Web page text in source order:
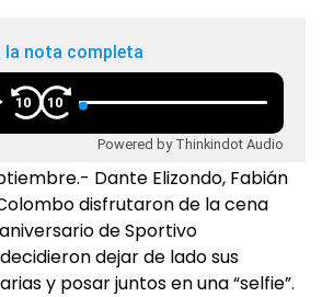
la nota completa
10 10
Powered by Thinkindot Audio
Dante Elizondo, Fabián
disfrutaron de la cena
de Sportivo
dejar de lado sus
y posar juntos en una “selfie”.